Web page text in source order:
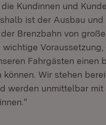
Kundinnen und
ist der Ausbau und
Brenzbahn von
Fahrgästen einen
können. Wir stehen
werden unmittelbar mit